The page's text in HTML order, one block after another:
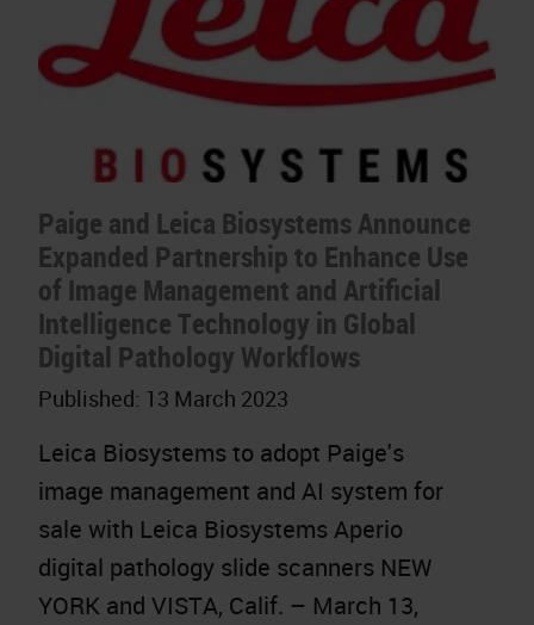
Paige and Leica Biosystems Announce
Expanded Partnership to Enhance Use
of Image Management and Artificial
Intelligence Technology in Global
Digital Pathology Workflows
Published: 13 March 2023
Leica Biosystems to adopt Paige's
image management and AI system for
sale with Leica Biosystems Aperio
digital pathology slide scanners NEW
YORK and VISTA, Calif. – March 13,